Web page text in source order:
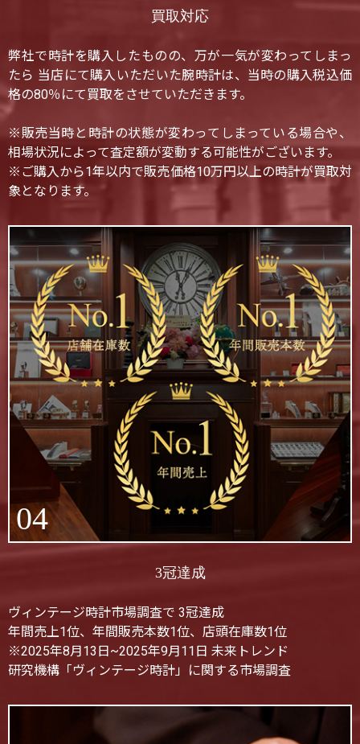
買取対応
弊社で時計を購入したものの、万が一気が変わってしまっ
たら 当店にて購入いただいた腕時計は、当時の購入税込価
格の80％にて買取をさせていただきます。
※販売当時と時計の状態が変わってしまっている場合や、
相場状況によって査定額が変動する可能性がございます。
※ご購入から1年以内で販売価格10万円以上の時計が買取対
象となります。
04
3冠達成
ヴィンテージ時計市場調査で 3冠達成
年間売上1位、年間販売本数1位、店頭在庫数1位
※2025年8月13日~2025年9月11日 未来トレンド
研究機構「ヴィンテージ時計」に関する市場調査